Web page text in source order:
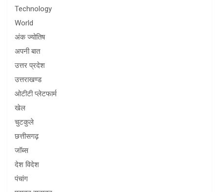
Technology
World
अंक ज्योतिष
अपनी बात
उत्तर प्रदेश
उत्तराखण्ड
ओटीटी प्लेटफार्म
खेल
चुटकुले
छत्तीसगढ़
जॉब्स
देश विदेश
पंचांग